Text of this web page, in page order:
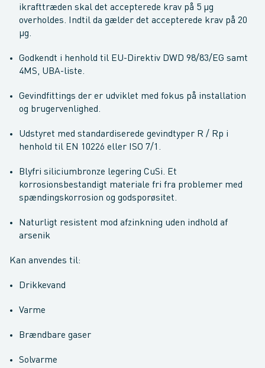
ikrafttræden skal det accepterede krav på 5 µg
overholdes. Indtil da gælder det accepterede krav på 20
µg.
Godkendt i henhold til EU-Direktiv DWD 98/83/EG samt
4MS, UBA-liste.
Gevindfittings der er udviklet med fokus på installation
og brugervenlighed.
Udstyret med standardiserede gevindtyper R / Rp i
henhold til EN 10226 eller ISO 7/1.
Blyfri siliciumbronze legering CuSi. Et
korrosionsbestandigt materiale fri fra problemer med
spændingskorrosion og godsporøsitet.
Naturligt resistent mod afzinkning uden indhold af
arsenik
Kan anvendes til:
Drikkevand
Varme
Brændbare gaser
Solvarme